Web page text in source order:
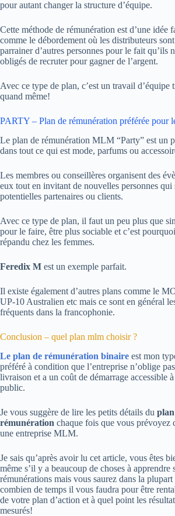
pour autant changer la structure d’équipe.
Cette méthode de rémunération est d’une idée
comme le débordement où les distributeurs
parrainer d’autres personnes pour le fait qu’ils
obligés de recruter pour gagner de l’argent.
Avec ce type de plan, c’est un travail d’équipe
quand même!
PARTY – Plan de rémunération préférée pour
Le plan de rémunération MLM “Party” est un
dans tout ce qui est mode, parfums ou
Les membres ou conseillères organisent des
eux tout en invitant de nouvelles personnes qui
potentielles partenaires ou clients.
Avec ce type de plan, il faut un peu plus que
pour le faire, être plus sociable et c’est
répandu chez les femmes.
Feredix M est un exemple parfait.
Il existe également d’autres plans comme le
UP-10 Australien etc mais ce sont en général
fréquents dans la francophonie.
Conclusion – quel plan mlm choisir ?
Le plan de rémunération binaire est mon
préféré à condition que l’entreprise n’oblige
livraison et a un coût de démarrage accessible
public.
Je vous suggère de lire les petits détails du
rémunération chaque fois que vous prévoyez
une entreprise MLM.
Je sais qu’après avoir lu cet article, vous êtes
même s’il y a beaucoup de choses à apprendre
rémunérations mais vous saurez dans la plupart
combien de temps il vous faudra pour être
de votre plan d’action et à quel point les
mesurés!